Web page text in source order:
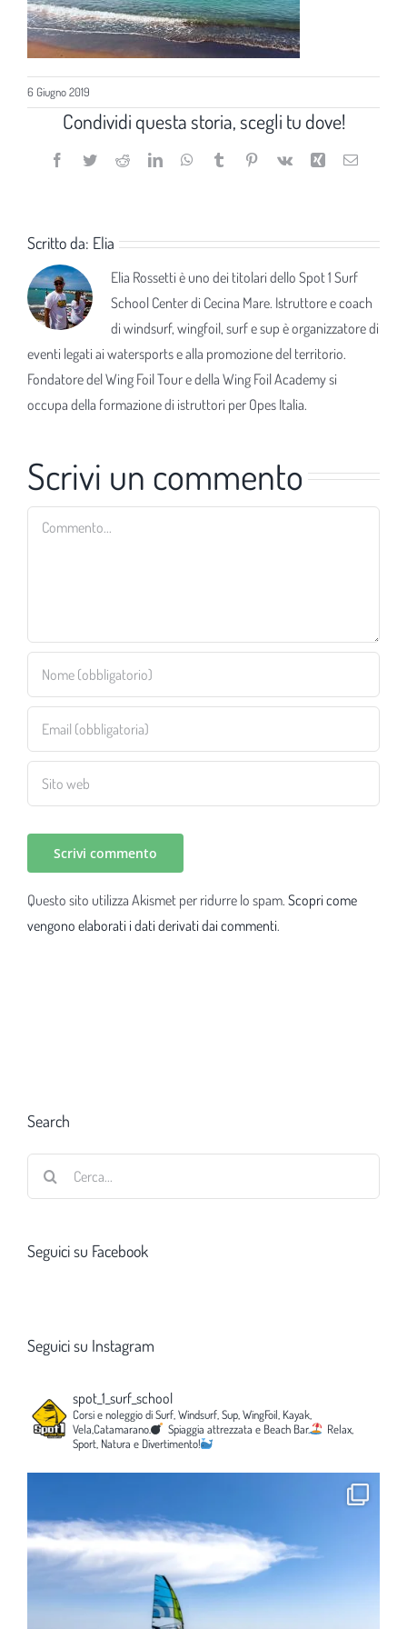
6 Giugno 2019
Condividi questa storia, scegli tu dove!
Facebook
TwitterRedditLinkedInWhatsApp
TumblrPinterest
Vk Xing Email
Scritto da: Elia
Elia Rossetti è uno dei titolari dello Spot 1 Surf
School Center di Cecina Mare. Istruttore e coach
di windsurf, wingfoil, surf e sup è organizzatore di
eventi legati ai watersports e alla promozione del territorio.
Fondatore del Wing Foil Tour e della Wing Foil Academy si
occupa della formazione di istruttori per Opes Italia.
Scrivi un commento
Commento
Questo sito utilizza Akismet per ridurre lo spam. Scopri come
vengono elaborati i dati derivati dai commenti.
Search
Seguici su Facebook
Seguici su Instagram
spot_1_surf_school
Corsi e noleggio di Surf, Windsurf, Sup, WingFoil, Kayak,
Vela,Catamarano.
Spiaggia attrezzata e Beach Bar.
Relax,
Sport, Natura e Divertimento!